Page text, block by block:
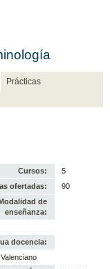
Prácticas
Cursos:
5
ofertadas:
90
de
enseñanza:
docencia: